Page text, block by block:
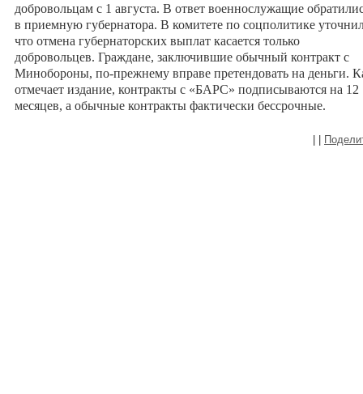
добровольцам с 1 августа. В ответ военнослужащие
в приемную губернатора. В комитете по соцполитике
что отмена губернаторских выплат касается только
добровольцев. Граждане, заключившие обычный контракт с
Минобороны, по-прежнему вправе претендовать на деньги.
отмечает издание, контракты с «БАРС» подписываются на 12
месяцев, а обычные контракты фактически бессрочные.